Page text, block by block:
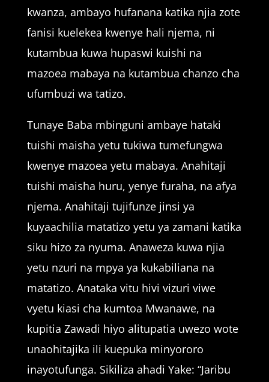
kwanza, ambayo hufanana katika njia zote
fanisi kuelekea kwenye hali njema, ni
kutambua kuwa hupaswi kuishi na
mazoea mabaya na kutambua chanzo cha
ufumbuzi wa tatizo.
Tunaye Baba mbinguni ambaye hataki
tuishi maisha yetu tukiwa tumefungwa
kwenye mazoea yetu mabaya. Anahitaji
tuishi maisha huru, yenye furaha, na afya
njema. Anahitaji tujifunze jinsi ya
kuyaachilia matatizo yetu ya zamani katika
siku hizo za nyuma. Anaweza kuwa njia
yetu nzuri na mpya ya kukabiliana na
matatizo. Anataka vitu hivi vizuri viwe
vyetu kiasi cha kumtoa Mwanawe, na
kupitia Zawadi hiyo alitupatia uwezo wote
unaohitajika ili kuepuka minyororo
inayotufunga. Sikiliza ahadi Yake: “Jaribu